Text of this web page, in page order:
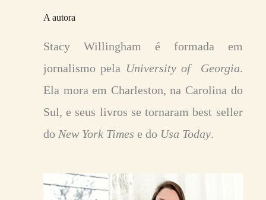
A autora
Stacy Willingham é formada em
jornalismo pela University of Georgia.
Ela mora em Charleston, na Carolina do
Sul, e seus livros se tornaram best seller
do New York Times e do Usa Today.